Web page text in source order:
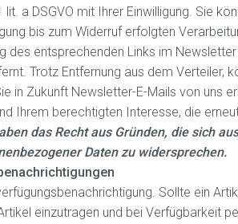
a DSGVO mit Ihrer Einwilligung. Sie
bis zum Widerruf erfolgten
des entsprechenden Links im
Trotz Entfernung aus dem Verteiler,
in Zukunft Newsletter-E-Mails von uns
Ihrem berechtigten Interesse, die
das Recht aus Gründen, die sich
Daten zu widersprechen.
Sollte ein
einzutragen und bei Verfügbarkeit